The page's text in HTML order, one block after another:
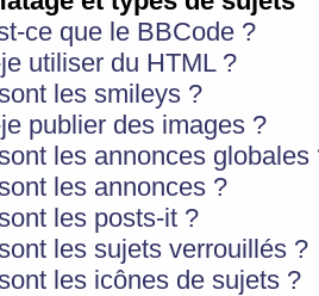
ce que le BBCode ?
utiliser du HTML ?
les smileys ?
publier des images ?
les annonces globales
les annonces ?
les posts-it ?
les sujets verrouillés ?
les icônes de sujets ?